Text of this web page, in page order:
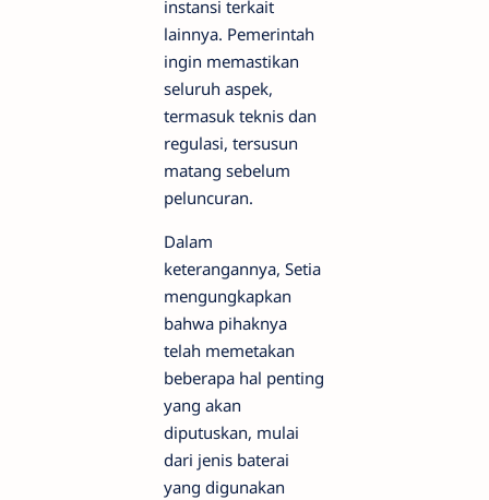
instansi terkait
lainnya. Pemerintah
ingin memastikan
seluruh aspek,
termasuk teknis dan
regulasi, tersusun
matang sebelum
peluncuran.
Dalam
keterangannya, Setia
mengungkapkan
bahwa pihaknya
telah memetakan
beberapa hal penting
yang akan
diputuskan, mulai
dari jenis baterai
yang digunakan